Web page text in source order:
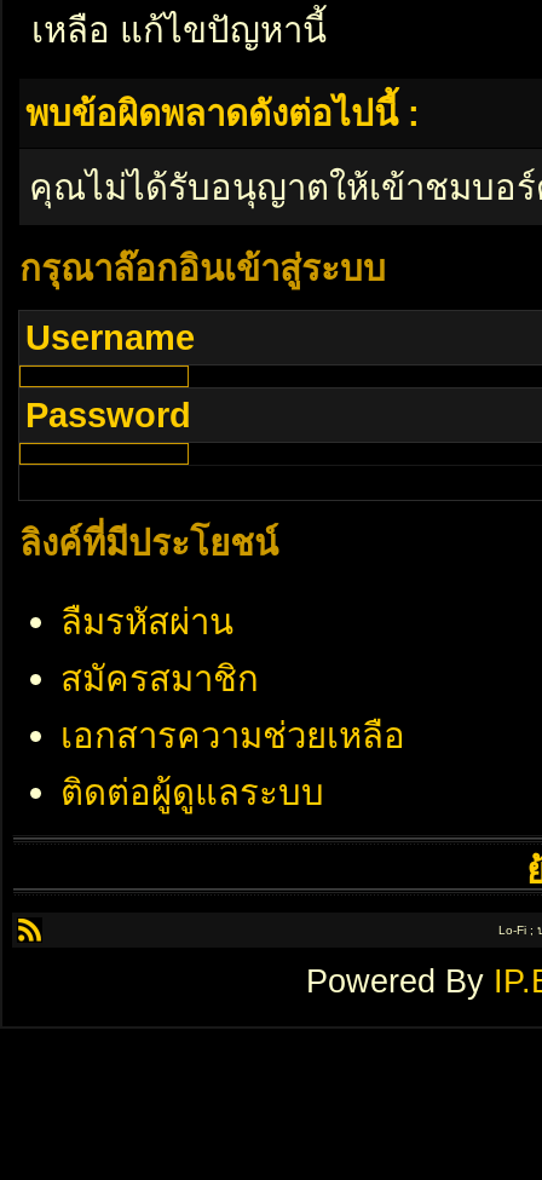
เหลือ แก้ไขปัญหานี้
พบข้อผิดพลาดดังต่อไปนี้ :
คุณไม่ได้รับอนุญาตให้เข้าชมบอ
กรุณาล๊อกอินเข้าสู่ระบบ
Username
Password
ลิงค์ที่มีประโยชน์
ลืมรหัสผ่าน
สมัครสมาชิก
เอกสารความช่วยเหลือ
ติดต่อผู้ดูแลระบบ
Lo-Fi ;
Powered By